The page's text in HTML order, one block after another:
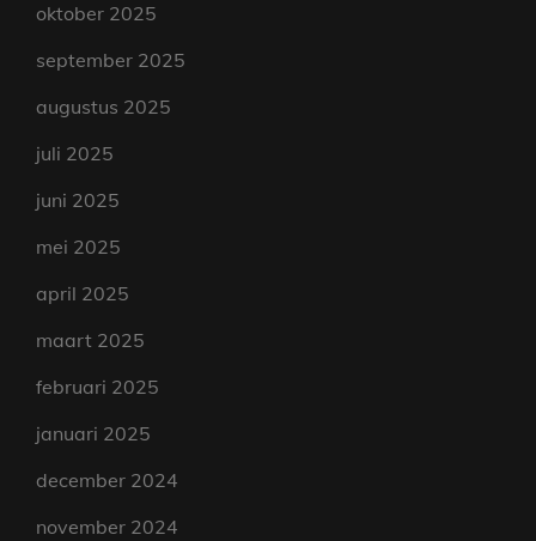
oktober 2025
september 2025
augustus 2025
juli 2025
juni 2025
mei 2025
april 2025
maart 2025
februari 2025
januari 2025
december 2024
november 2024